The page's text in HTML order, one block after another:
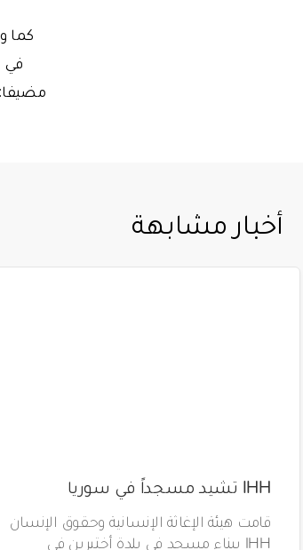
كما
في
مضيفا:
أخبار مشابهة
IHH تشيد مسجداً في سوريا
قامت هيئة الإغاثة الإنسانية وحقوق الإنسان
IHH ببناء مسجد في بلدة أختيرين في